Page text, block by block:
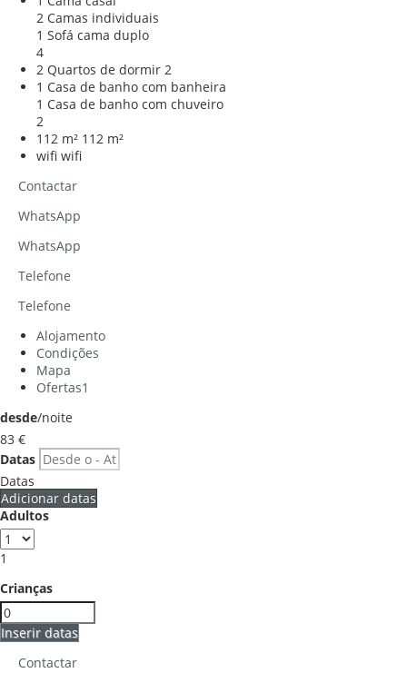
2 Camas individuais
1 Sofá cama duplo
4
2 Quartos de dormir 2
1 Casa de banho com banheira
1 Casa de banho com chuveiro
2
112 m² 112 m²
wifi wifi
Contactar
WhatsApp
WhatsApp
Telefone
Telefone
Alojamento
Condições
Mapa
Ofertas1
desde/noite
83 €
Datas
Datas
Adicionar datas
Adultos
1
Crianças
Inserir datas
Contactar